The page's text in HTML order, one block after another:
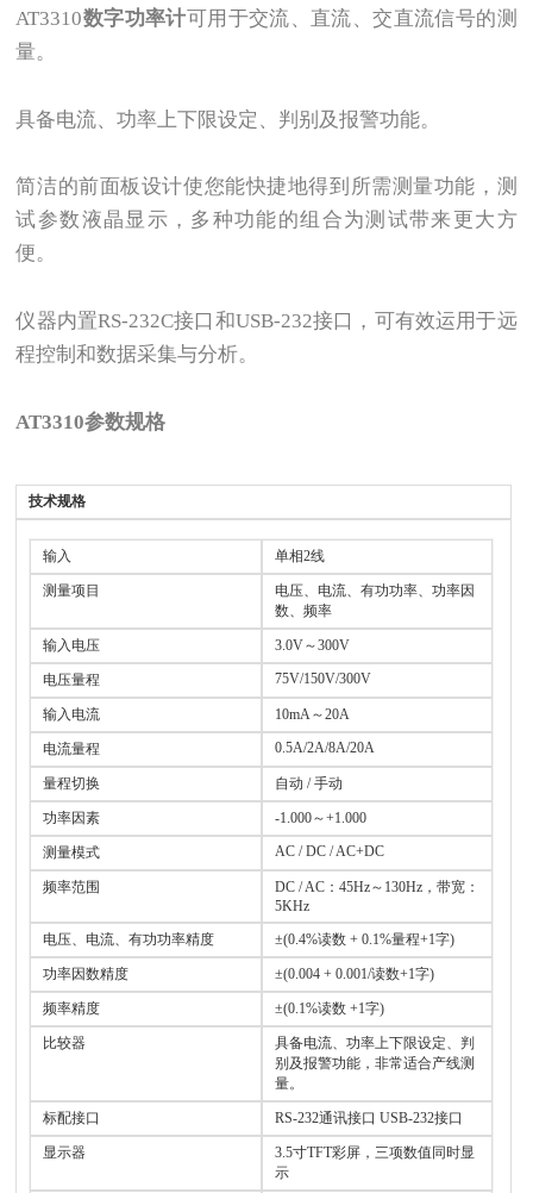
AT3310数字功率计可用于交流、直流、交直流信号的测
量。
具备电流、功率上下限设定、判别及报警功能。
简洁的前面板设计使您能快捷地得到所需测量功能，测
试参数液晶显示，多种功能的组合为测试带来更大方
便。
仪器内置RS-232C接口和USB-232接口，可有效运用于远
程控制和数据采集与分析。
AT3310参数规格
技术规格
输入 单相2线
测量项目
电压、电流、有功功率、功率因
数、频率
输入电压 3.0V～300V
电压量程 75V/150V/300V
输入电流 10mA～20A
电流量程 0.5A/2A/8A/20A
量程切换 自动 / 手动
功率因素 -1.000～+1.000
测量模式 AC / DC / AC+DC
频率范围
DC / AC：45Hz～130Hz，带宽：
5KHz
电压、电流、有功功率精度
±(0.4%读数 + 0.1%量程+1字)
功率因数精度 ±(0.004 + 0.001/读数+1字)
频率精度 ±(0.1%读数 +1字)
比较器
具备电流、功率上下限设定、判
别及报警功能，非常适合产线测
量。
标配接口 RS-232通讯接口 USB-232接口
显示器
3.5寸TFT彩屏，三项数值同时显
示